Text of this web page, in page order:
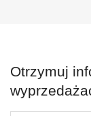
Otrzymuj